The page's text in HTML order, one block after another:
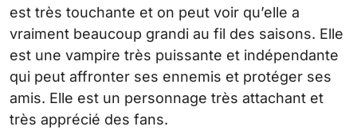
est très touchante et on peut voir qu’elle a
vraiment beaucoup grandi au fil des saisons. Elle
est une vampire très puissante et indépendante
qui peut affronter ses ennemis et protéger ses
amis. Elle est un personnage très attachant et
très apprécié des fans.